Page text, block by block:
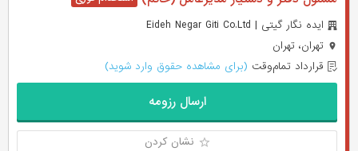
ایده نگار گیتی | Eideh Negar Giti Co.Ltd
تهران، تهران
قرارداد تمام‌وقت (برای مشاهده حقوق وارد شوید)
ارسال رزومه
نشان کردن